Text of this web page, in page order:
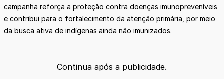
campanha reforça a proteção contra doenças imunopreveníveis
e contribui para o fortalecimento da atenção primária, por meio
da busca ativa de indígenas ainda não imunizados.
Continua após a publicidade.